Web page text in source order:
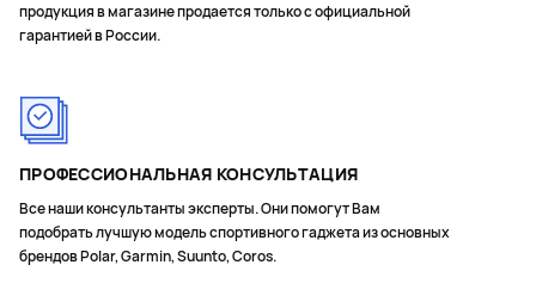
продукция в магазине продается только с официальной
гарантией в России.
ПРОФЕССИОНАЛЬНАЯ КОНСУЛЬТАЦИЯ
Все наши консультанты эксперты. Они помогут Вам
подобрать лучшую модель спортивного гаджета из основных
брендов Polar, Garmin, Suunto, Coros.